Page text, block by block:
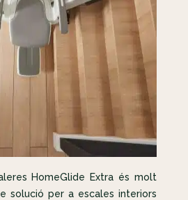
HomeGlide Extra és molt
solució per a escales interiors